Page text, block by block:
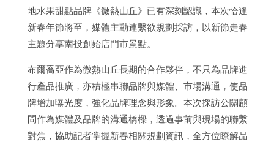
地水果甜點品牌《微熱山丘》已有深刻認識，本次恰逢
新春年節將至，媒體主動連繫欲規劃採訪，以新節走春
主題分享南投創始店門市景點。
布爾喬亞作為微熱山丘長期的合作夥伴，不只為品牌進
行產品推廣，亦積極串聯品牌與媒體、市場溝通，使品
牌增加曝光度，強化品牌理念與形象。本次採訪公關顧
問作為媒體及品牌的溝通橋樑，透過事前與現場的聯繫
對焦，協助記者掌握新春相關規劃資訊，全方位瞭解品